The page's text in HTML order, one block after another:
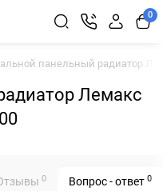
0
панельный радиатор
Лемакс
0 Вопрос - ответ 0